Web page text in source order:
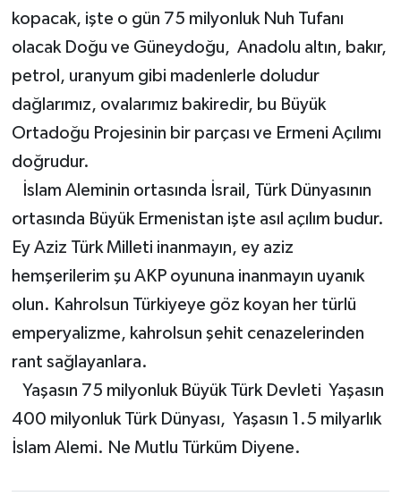
kopacak, işte o gün 75 milyonluk Nuh Tufanı
olacak Doğu ve Güneydoğu, Anadolu altın, bakır,
petrol, uranyum gibi madenlerle doludur
dağlarımız, ovalarımız bakiredir, bu Büyük
Ortadoğu Projesinin bir parçası ve Ermeni Açılımı
doğrudur.
İslam Aleminin ortasında İsrail, Türk Dünyasının
ortasında Büyük Ermenistan işte asıl açılım budur.
Ey Aziz Türk Milleti inanmayın, ey aziz
hemşerilerim şu AKP oyununa inanmayın uyanık
olun. Kahrolsun Türkiyeye göz koyan her türlü
emperyalizme, kahrolsun şehit cenazelerinden
rant sağlayanlara.
Yaşasın 75 milyonluk Büyük Türk Devleti Yaşasın
400 milyonluk Türk Dünyası, Yaşasın 1.5 milyarlık
İslam Alemi. Ne Mutlu Türküm Diyene.